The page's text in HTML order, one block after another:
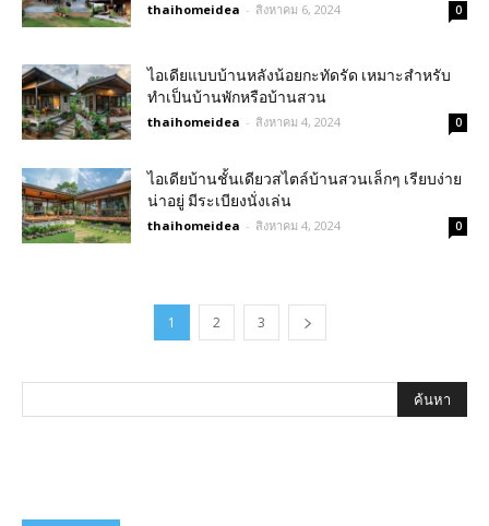
thaihomeidea - สิงหาคม 6, 2024 0
ไอเดียแบบบ้านหลังน้อยกะทัดรัด เหมาะสำหรับ
ทำเป็นบ้านพักหรือบ้านสวน
thaihomeidea - สิงหาคม 4, 2024 0
ไอเดียบ้านชั้นเดียวสไตล์บ้านสวนเล็กๆ เรียบง่าย
น่าอยู่ มีระเบียงนั่งเล่น
thaihomeidea - สิงหาคม 4, 2024 0
1 2 3